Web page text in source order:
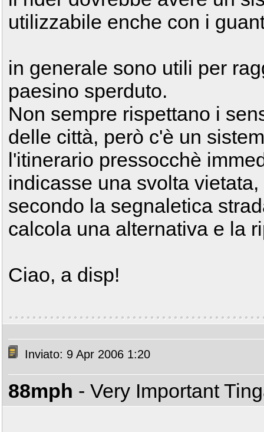
utilizzabile enche con i
in generale sono utili per
paesino sperduto.
Non sempre rispettano i
delle città, però c'è un
l'itinerario pressocchè
indicasse una svolta
secondo la segnaletica
calcola una alternativa e la
Ciao, a disp!
Inviato: 9 Apr 2006 1:20
88mph - Very Important